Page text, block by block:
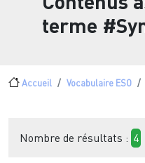
terme
Fil d'Ariane
Accueil Vocabulaire ESO
Nombre de résultats : 4